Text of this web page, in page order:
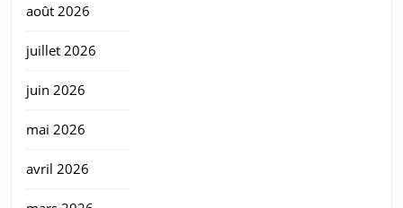
août 2026
juillet 2026
juin 2026
mai 2026
avril 2026